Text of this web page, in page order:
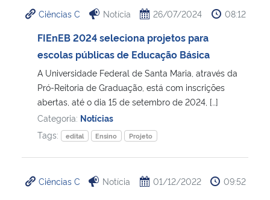
Ministério da Cidadania
Ministério de Minas e Energia
Ministério da Ciência, Tecnologia, Inovações e Comunicações
Ministério do Meio Ambiente
Ciências C Notícia 26/07/2024 08:12
FIEnEB 2024 seleciona projetos para
escolas públicas de Educação Básica
A Universidade Federal de Santa Maria, através da
Pró-Reitoria de Graduação, está com inscrições
abertas, até o dia 15 de setembro de 2024, […]
Categoria: Notícias
Tags:
edital Ensino Projeto
Ciências C Notícia 01/12/2022 09:52